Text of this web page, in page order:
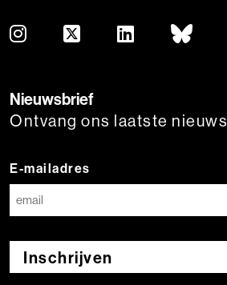
Nieuwsbrief
Ontvang ons laatste nieuws
E-mailadres
Inschrijven